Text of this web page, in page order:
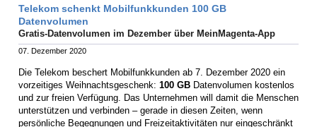
Telekom schenkt Mobilfunkkunden 100 GB
Datenvolumen
Gratis-Datenvolumen im Dezember über MeinMagenta-App
07. Dezember 2020
Die Telekom beschert Mobilfunkkunden ab 7. Dezember 2020 ein
vorzeitiges Weihnachtsgeschenk: 100 GB Datenvolumen kostenlos
und zur freien Verfügung. Das Unternehmen will damit die Menschen
unterstützen und verbinden – gerade in diesen Zeiten, wenn
persönliche Begegnungen und Freizeitaktivitäten nur eingeschränkt